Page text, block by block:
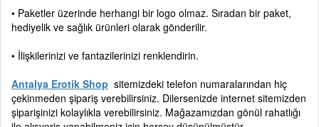
• Paketler üzerinde herhangi bir logo olmaz. Sıradan bir paket,
hediyelik ve sağlık ürünleri olarak gönderilir.
• İlişkilerinizi ve fantazilerinizi renklendirin.
Antalya Erotik Shop sitemizdeki telefon numaralarından hiç
çekinmeden şipariş verebilirsiniz. Dilersenizde internet sitemizden
şiparişinizi kolaylıkla verebilirsiniz. Mağazamızdan gönül rahatlığı